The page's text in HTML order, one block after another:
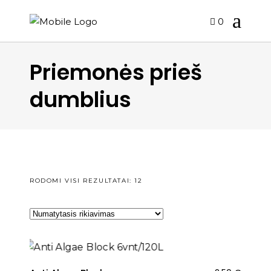
0
Priemonės prieš
dumblius
RODOMI VISI REZULTATAI: 12